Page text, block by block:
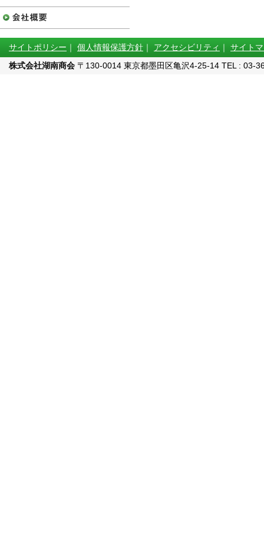
サイトポリシー ｜ 個人情報保護方針 ｜ アクセシビリティ ｜ サイト
株式会社湖南商会 〒130-0014 東京都墨田区亀沢4-25-14 TEL : 03-